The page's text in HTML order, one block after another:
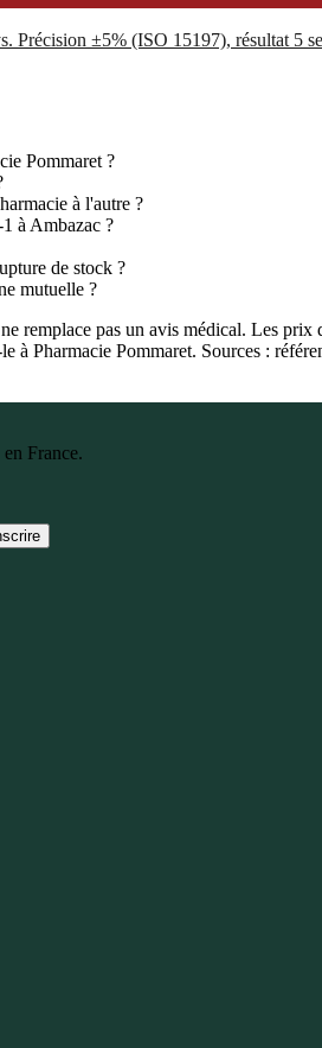
Précision ±5% (ISO 15197), résultat 5
Pommaret ?
à l'autre ?
à Ambazac ?
de stock ?
mutuelle ?
remplace pas un avis médical. Les
à Pharmacie Pommaret. Sources :
France.